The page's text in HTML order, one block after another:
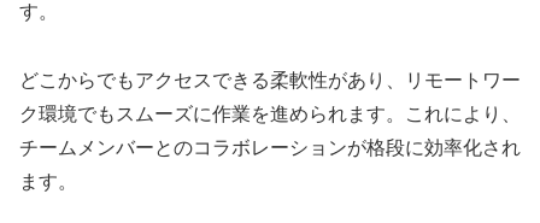
す。
どこからでもアクセスできる柔軟性があり、リモートワー
ク環境でもスムーズに作業を進められます。これにより、
チームメンバーとのコラボレーションが格段に効率化され
ます。